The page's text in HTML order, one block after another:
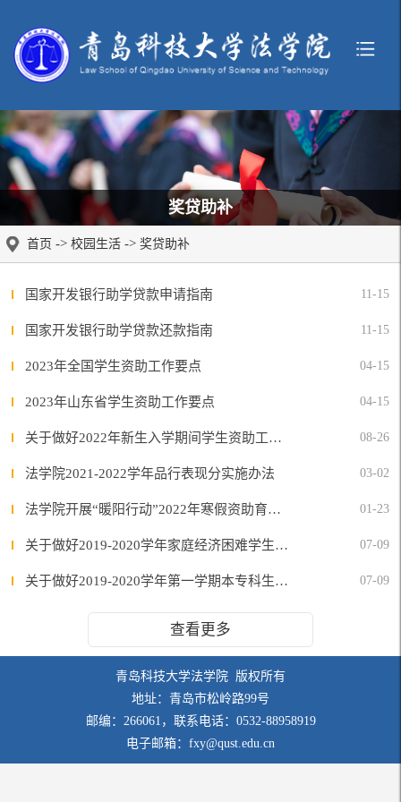
奖贷助补
首页 -> 校园生活 -> 奖贷助补
国家开发银行助学贷款申请指南 11-15
国家开发银行助学贷款还款指南 11-15
2023年全国学生资助工作要点 04-15
2023年山东省学生资助工作要点 04-15
关于做好2022年新生入学期间学生资助工作的通知 08-26
法学院2021-2022学年品行表现分实施办法 03-02
法学院开展“暖阳行动”2022年寒假资助育人系列活动 01-23
关于做好2019-2020学年家庭经济困难学生认定工作的通知 07-09
关于做好2019-2020学年第一学期本专科生综合测评和奖学金评定工作的通知 07-09
查看更多
青岛科技大学法学院 版权所有
地址：青岛市松岭路99号
邮编：266061，联系电话：0532-88958919
电子邮箱：fxy@qust.edu.cn